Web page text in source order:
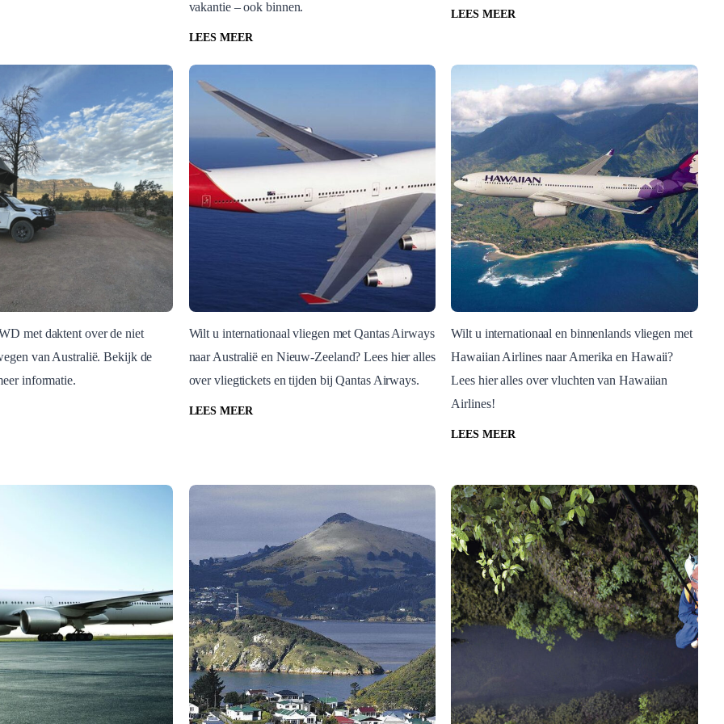
vakantie – ook binnen.
LEES MEER
LEES MEER
4WD
met daktent over de niet
van Australië. Bekijk de
informatie.
Blog Post
Qantas Airways
Wilt u internationaal vliegen met Qantas Airways
naar Australië en Nieuw-Zeeland? Lees hier alles
over vliegtickets en tijden bij Qantas Airways.
LEES MEER
Blog Post
Hawaiian Airlines
Wilt u internationaal en binnenlands vliegen met
Hawaiian Airlines naar Amerika en Hawaii?
Lees hier alles over vluchten van Hawaiian
Airlines!
LEES MEER